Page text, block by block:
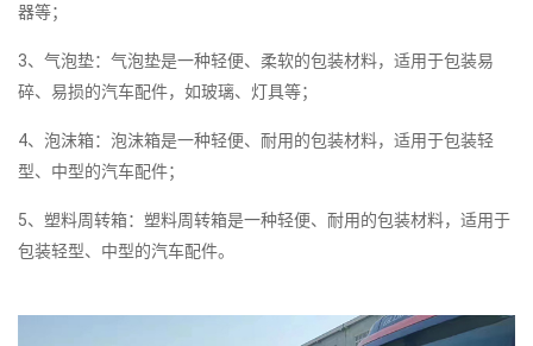
器等；
3、气泡垫：气泡垫是一种轻便、柔软的包装材料，适用于包装易
碎、易损的汽车配件，如玻璃、灯具等；
4、泡沫箱：泡沫箱是一种轻便、耐用的包装材料，适用于包装轻
型、中型的汽车配件；
5、塑料周转箱：塑料周转箱是一种轻便、耐用的包装材料，适用于
包装轻型、中型的汽车配件。